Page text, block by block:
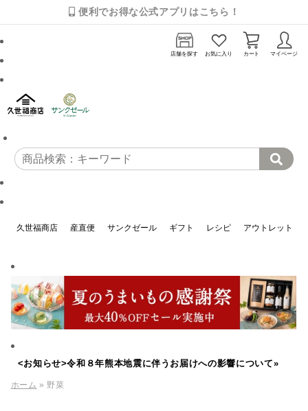
便利でお得な公式アプリはこちら！
店舗を探す お気に入り カート マイページ
久世福商店 産直便 サンクゼール ギフト レシピ アウトレット
<お知らせ>令和８年熊本地震に伴うお届けへの影響について»
ホーム » 野菜